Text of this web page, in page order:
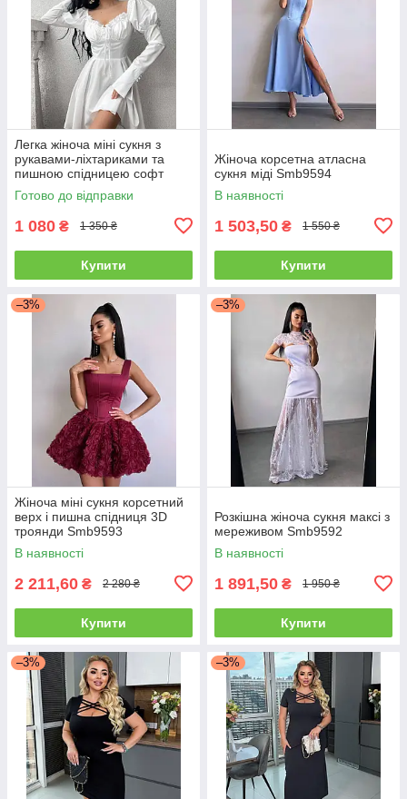
Легка жіноча міні сукня з
рукавами-ліхтариками та
пишною спідницею софт
Sms8406
Готово до відправки
1 080 ₴ 1 350 ₴
Купити
Жіноча корсетна атласна
сукня міді Smb9594
В наявності
1 503,50 ₴ 1 550 ₴
Купити
–3%
Жіноча міні сукня корсетний
верх і пишна спідниця 3D
троянди Smb9593
В наявності
2 211,60 ₴ 2 280 ₴
Купити
–3%
Розкішна жіноча сукня максі з
мереживом Smb9592
В наявності
1 891,50 ₴ 1 950 ₴
Купити
–3% –3%